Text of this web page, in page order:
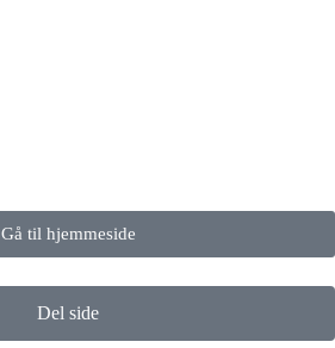
Gå til hjemmeside
Del side